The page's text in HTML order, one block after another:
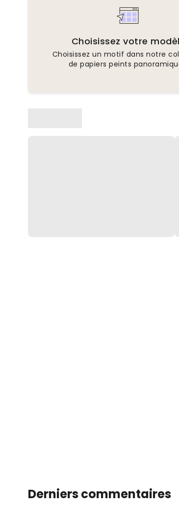
Choisissez votre
Choisissez un motif dans notre
de papiers peints
Derniers commentaires